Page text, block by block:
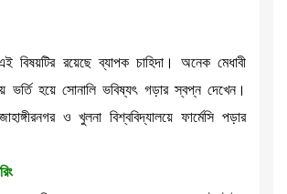
বিষয়টির রয়েছে ব্যাপক চাহিদা। অনেক মেধাবী
ভর্তি হয়ে সোনালি ভবিষ্যৎ গড়ার স্বপ্ন দেখেন।
ও খুলনা বিশ্ববিদ্যালয়ে ফার্মেসি পড়ার